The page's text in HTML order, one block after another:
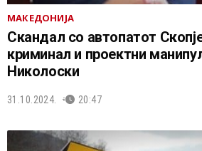
МАКЕДОНИЈА
Скандал со автопатот
криминал и проектни
Николоски
31.10.2024. 20:47